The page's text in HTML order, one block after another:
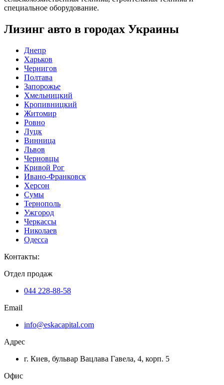
специальное оборудование.
Лизинг авто в городах Украины
Днепр
Харьков
Чернигов
Полтава
Запорожье
Хмельницкий
Кропивницкий
Житомир
Ровно
Луцк
Винница
Львов
Черновцы
Кривой Рог
Ивано-Франковск
Херсон
Сумы
Тернополь
Ужгород
Черкассы
Николаев
Одесса
Контакты:
Отдел продаж
044 228-88-58
Email
info@eskacapital.com
Адрес
г. Киев, бульвар Вацлава Гавела, 4, корп. 5
Офис